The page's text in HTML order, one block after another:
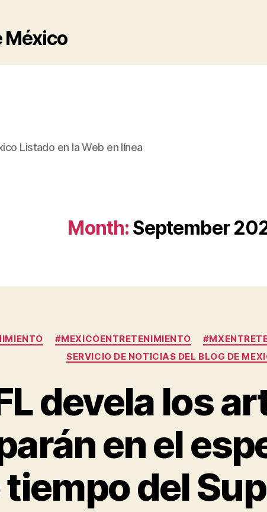
México
Listado en la Web en línea
Month: September
Categories
#MEXICOENTRETENIMIENTO
SERVICIO DE NOTICIAS DEL BLOG DE
devela los
en el
del